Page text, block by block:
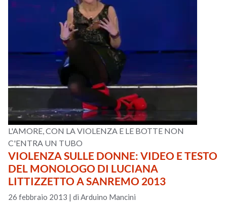
L'AMORE, CON LA VIOLENZA E LE BOTTE NON
C'ENTRA UN TUBO
VIOLENZA SULLE DONNE: VIDEO E TESTO
DEL MONOLOGO DI LUCIANA
LITTIZZETTO A SANREMO 2013
26 febbraio 2013 |di Arduino Mancini